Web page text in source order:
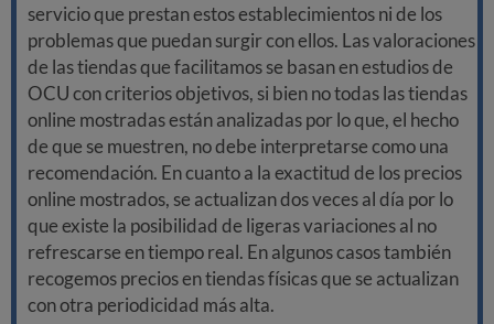
servicio que prestan estos establecimientos ni de los
problemas que puedan surgir con ellos. Las valoraciones
de las tiendas que facilitamos se basan en estudios de
OCU con criterios objetivos, si bien no todas las tiendas
online mostradas están analizadas por lo que, el hecho
de que se muestren, no debe interpretarse como una
recomendación. En cuanto a la exactitud de los precios
online mostrados, se actualizan dos veces al día por lo
que existe la posibilidad de ligeras variaciones al no
refrescarse en tiempo real. En algunos casos también
recogemos precios en tiendas físicas que se actualizan
con otra periodicidad más alta.